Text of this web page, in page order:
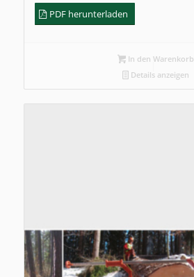
PDF herunterladen
In den Warenkorb
Details anzeigen